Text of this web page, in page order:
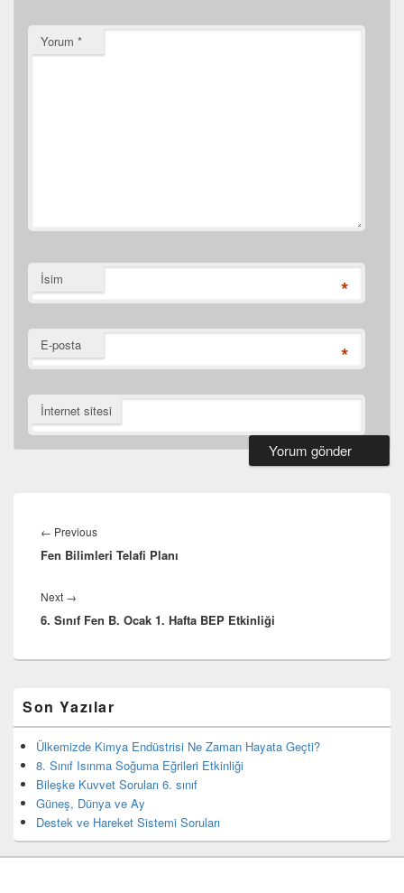
Yorum *
İsim *
E-posta *
İnternet sitesi
gezinmesi
← PreviousPrevious
post:
Fen Bilimleri Telafi Planı
Next →
post:
6. Sınıf Fen B. Ocak 1. Hafta BEP Etkinliği
yan
bar
eklenti
bölgesi
Son Yazılar
Ülkemizde Kimya Endüstrisi Ne Zaman Hayata Geçti?
8. Sınıf Isınma Soğuma Eğrileri Etkinliği
Bileşke Kuvvet Soruları 6. sınıf
Güneş, Dünya ve Ay
Destek ve Hareket Sistemi Soruları